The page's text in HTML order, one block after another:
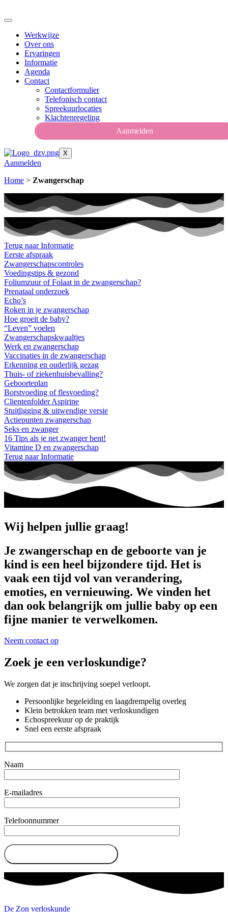
naar
inhoudWerkwijze
Over ons
Ervaringen
Informatie
Agenda
Contact
Contactformulier
Telefonisch contact
Spreekuurlocaties
Klachtenregeling
Aanmelden
X
Aanmelden
Home > Zwangerschap
Terug naar Informatie
Eerste afspraak
Zwangerschapscontroles
Voedingstips & gezond
Foliumzuur of Folaat in de zwangerschap?
Prenataal onderzoek
Echo’s
Roken in je zwangerschap
Hoe groeit de baby?
“Leven” voelen
Zwangerschapskwaaltjes
Werk en zwangerschap
Vaccinaties in de zwangerschap
Erkenning en ouderlijk gezag
Thuis- of ziekenhuisbevalling?
Geboorteplan
Borstvoeding of flesvoeding?
Clientenfolder Aspirine
Stuitligging & uitwendige versie
Actiepunten zwangerschap
Seks en zwanger
16 Tips als je net zwanger bent!
Vitamine D en zwangerschap
Terug naar Informatie
Wij helpen jullie graag!
Je zwangerschap en de geboorte van je
kind is een heel bijzondere tijd. Het is
vaak een tijd vol van verandering,
emoties, en vernieuwing. We vinden het
dan ook belangrijk om jullie baby op een
fijne manier te verwelkomen.
Neem contact op
Zoek je een verloskundige?
We zorgen dat je inschrijving soepel verloopt.
Persoonlijke begeleiding en laagdrempelig overleg
Klein betrokken team met verloskundigen
Echospreekuur op de praktijk
Snel een eerste afspraak
Naam
E-mailadres
Telefoonnummer
De Zon verloskunde